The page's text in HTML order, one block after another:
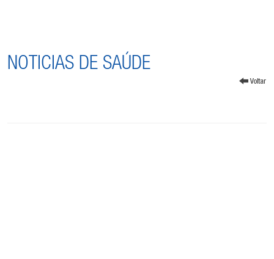
NOTICIAS DE SAÚDE